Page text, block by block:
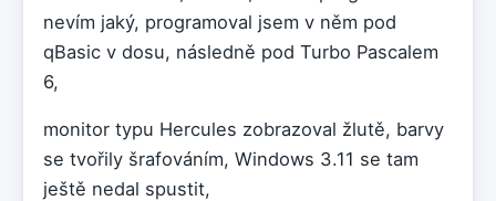
nevím jaký, programoval jsem v něm pod
qBasic v dosu, následně pod Turbo Pascalem
6,
monitor typu Hercules zobrazoval žlutě, barvy
se tvořily šrafováním, Windows 3.11 se tam
ještě nedal spustit,